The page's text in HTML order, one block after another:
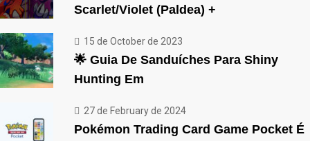
Scarlet/Violet (Paldea) +
15 de October de 2023
🌟 Guia De Sanduíches Para Shiny
Hunting Em
27 de February de 2024
Pokémon Trading Card Game Pocket É